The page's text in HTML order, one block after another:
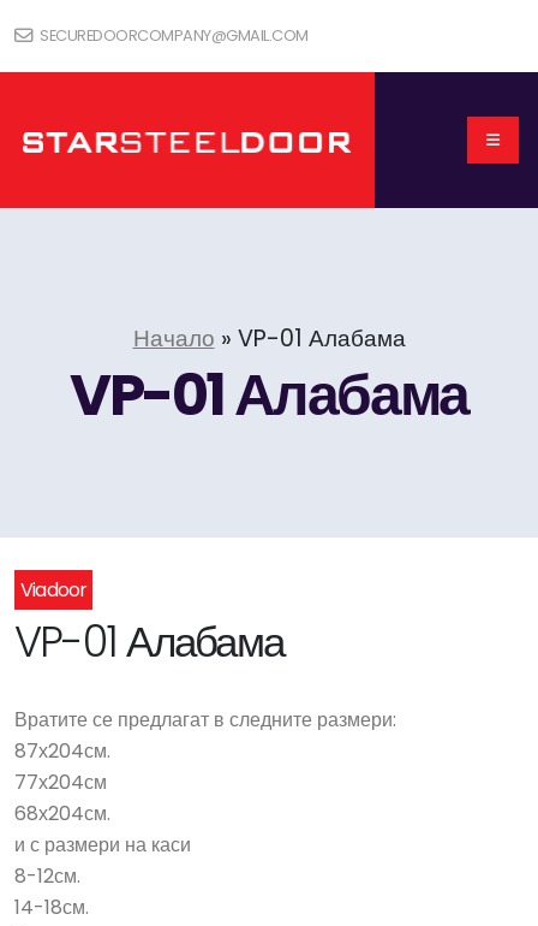
SECUREDOORCOMPANY@GMAIL.COM
Начало » VP-01 Алабама
VP-01 Алабама
Viadoor
VP-01 Алабама
Вратите се предлагат в следните размери:
87х204см.
77х204см
68х204см.
и с размери на каси
8-12см.
14-18см.